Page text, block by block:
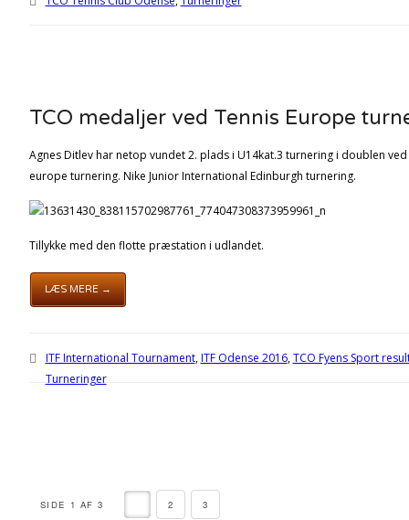
TCO medaljer ved Tennis Europe
Agnes Ditlev har netop vundet 2. plads i U14kat.3 turnering i doublen
europe turnering. Nike Junior International Edinburgh turnering.
Tillykke med den flotte præstation i udlandet.
LÆS MERE →
ITF International Tournament,ITF Odense 2016,TCO Fyens Sport
Turneringer
SIDE 1 AF 3 2 3